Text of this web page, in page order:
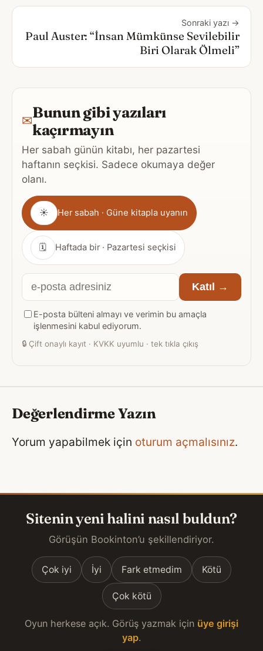
Sonraki yazı →
Paul Auster: “İnsan Mümkünse Sevilebilir
Biri Olarak Ölmeli”
✉Bunun gibi yazıları
kaçırmayın
Her sabah günün kitabı, her pazartesi
haftanın seçkisi. Sadece okumaya değer
olanı.
Gönderim
sıklığı
☀ Her sabah · Güne kitapla uyanın
🗓 Haftada bir · Pazartesi seçkisi
E-
posta
adresiniz
Katıl →
E-posta bülteni almayı ve verimin bu amaçla
işlenmesini kabul ediyorum.
🔒 Çift onaylı kayıt · KVKK uyumlu · tek tıkla çıkış
Değerlendirme Yazın
Yorum yapabilmek için oturum açmalısınız.
Sitenin yeni halini nasıl buldun?
Görüşün Bookinton’u şekillendiriyor.
Çok iyi İyi Fark etmedim Kötü
Çok kötü
Oyun herkese açık. Görüş yazmak için üye girişi
yap.